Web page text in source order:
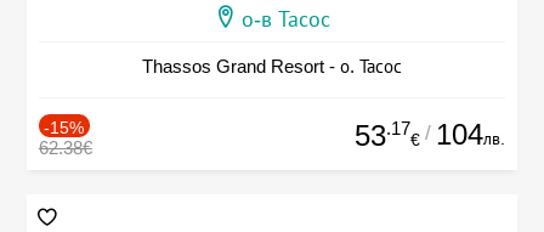
о-в Тасос
Thassos Grand Resort - о. Тасос
-15%
62.38€ 53.17
€ / 104лв.